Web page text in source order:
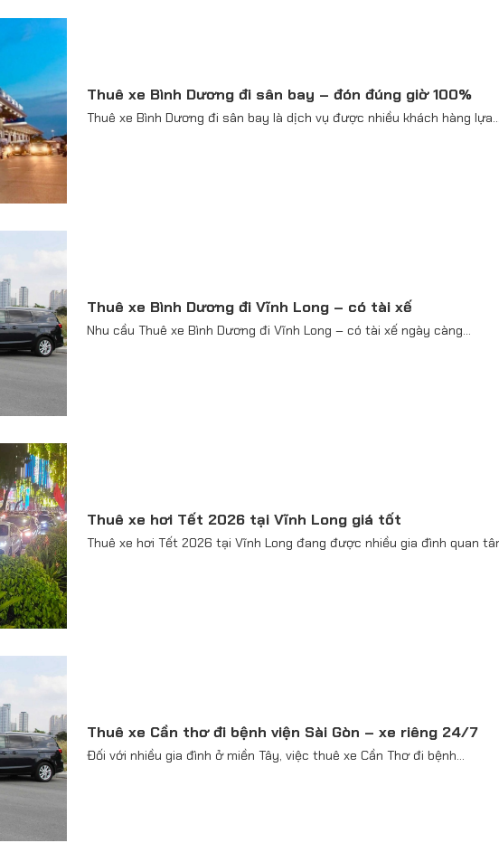
Thuê xe Bình Dương đi sân bay – đón đúng giờ 100%
Thuê xe Bình Dương đi sân bay là dịch vụ được nhiều khách hàng lựa...
Thuê xe Bình Dương đi Vĩnh Long – có tài xế
Nhu cầu Thuê xe Bình Dương đi Vĩnh Long – có tài xế ngày càng...
Thuê xe hơi Tết 2026 tại Vĩnh Long giá tốt
Thuê xe hơi Tết 2026 tại Vĩnh Long đang được nhiều gia đình quan
Thuê xe Cần thơ đi bệnh viện Sài Gòn – xe riêng 24/7
Đối với nhiều gia đình ở miền Tây, việc thuê xe Cần Thơ đi bệnh...